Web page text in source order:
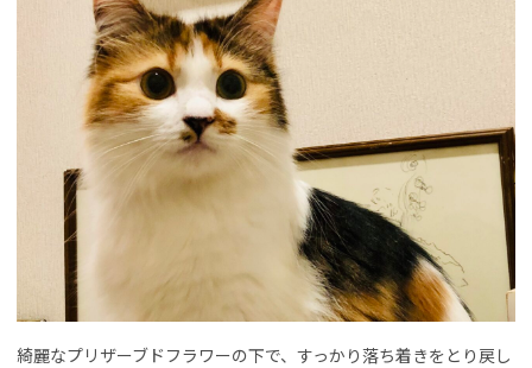
綺麗なプリザーブドフラワーの下で、すっかり落ち着きをとり戻し